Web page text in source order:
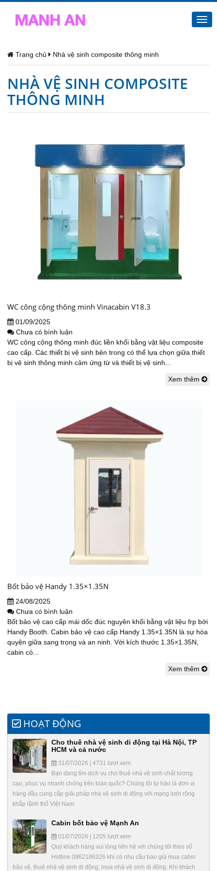
Trang chủ Nhà vệ sinh composite thông minh
NHÀ VỆ SINH COMPOSITE
THÔNG MINH
WC công cộng thông minh Vinacabin V18.3
01/09/2025
Chưa có bình luận
WC công cộng thông minh đúc liền khối bằng vật liệu composite
cao cấp. Các thiết bị vệ sinh bên trong có thể lựa chọn giữa thiết
bị vệ sinh thông minh cảm ứng từ và thiết bị vệ sinh...
Xem thêm
Bốt bảo vệ Handy 1.35×1.35N
24/08/2025
Chưa có bình luận
Bốt bảo vệ cao cấp mái dốc đúc nguyên khối bằng vật liệu frp bởi
Handy Booth. Cabin bảo vệ cao cấp Handy 1.35×1.35N là sự hòa
quyện giữa sang trọng và an ninh. Với kích thước 1.35×1.35N,
cabin có...
Xem thêm
HOẠT ĐỘNG
Cho thuê nhà vệ sinh di động tại Hà Nội, TP
HCM và cả nước
31/07/2026 | 4731 lượt xem
Bạn đang tìm dịch vụ cho thuê nhà vệ sinh chất lượng
cao, phục vụ nhanh chóng trên toàn quốc? Chúng tôi tự hào là đơn vị
hàng đầu cung cấp giải pháp nhà vệ sinh di động với mạng lưới rộng
khắp lãnh thổ Việt Nam
Cabin bốt bảo vệ Mạnh An
01/07/2026 | 1205 lượt xem
Quý khách hàng vui lòng liên hệ với chúng tôi theo số
Hotline 0962186326 khi có nhu cầu báo giá mua cabin
bảo vệ, thuê nhà vệ sinh di động, mua nhà vệ sinh di động. Khi khách